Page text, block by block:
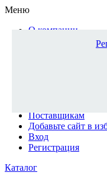
Меню
О компании
Доставка и оплата
Поставщикам
Добавьте сайт в
Вход
Регистрация
Каталог